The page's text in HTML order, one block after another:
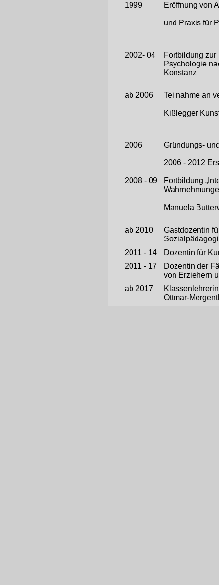
1999 Eröffnung von
und Praxis für
2002- 04
Fortbildung
Psychologie
Konstanz
ab 2006 Teilnahme an
Kißlegger
2006
2008 - 09
Gründungs-
2006 - 2012
Fortbildung
Manuela
ab 2010
Gastdozentin
2011 - 14
Dozentin für
2011 - 17
Dozentin der
von Erziehern
ab 2017
Ottmar-